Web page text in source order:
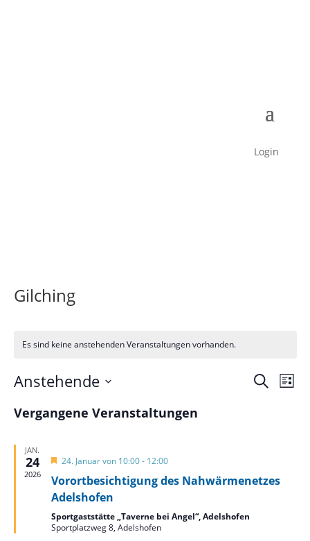
Login
Gilching
Es sind keine anstehenden Veranstaltungen vorhanden.
SucheListe
Anstehende
wählen.
Vergangene Veranstaltungen
JAN.
24
2026
Hervorgehoben
24. Januar von 10:00- 12:00
Vorortbesichtigung des Nahwärmenetzes
Adelshofen
Sportgaststätte „Taverne bei Angel“, Adelshofen
Sportplatzweg 8, Adelshofen